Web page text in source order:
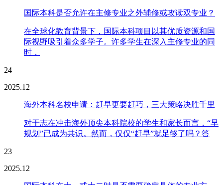
国际本科是否允许在主修专业之外辅修或攻读双专业？
在全球化教育背景下，国际本科项目以其优质资源和国
际视野吸引着众多学子。许多学生在深入主修专业的同
时，
24
2025.12
海外本科名校申请：赶早更要赶巧，三大策略决胜千里
对于志在冲击海外顶尖本科院校的学生和家长而言，“早
规划”已成为共识。然而，仅仅“赶早”就足够了吗？答
23
2025.12